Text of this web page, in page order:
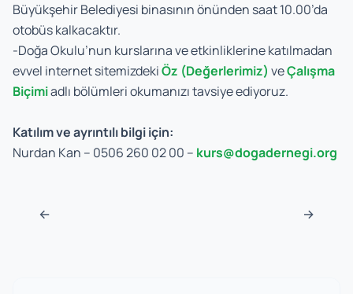
Büyükşehir Belediyesi binasının önünden saat 10.00’da
otobüs kalkacaktır.
-Doğa Okulu’nun kurslarına ve etkinliklerine katılmadan
evvel internet sitemizdekiÖz (Değerlerimiz) veÇalışma
Biçimiadlı bölümleri okumanızı tavsiye ediyoruz.
Katılım ve ayrıntılı bilgi için:
Nurdan Kan – 0506 260 02 00 – kurs@dogadernegi.org
Navigasyon sonrası
← →